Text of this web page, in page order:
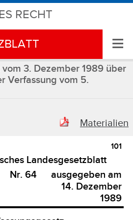
RECHT
≡
3. Dezember 1989 über
Verfassung vom 5.
Materialien